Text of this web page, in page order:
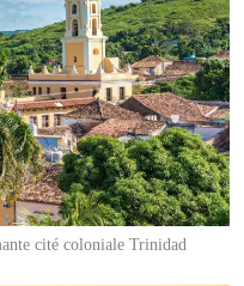
cité coloniale Trinidad